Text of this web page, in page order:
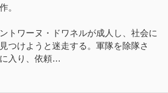
。
トワーヌ・ドワネルが成人し、社会に
つけようと迷走する。軍隊を除隊さ
入り、依頼…